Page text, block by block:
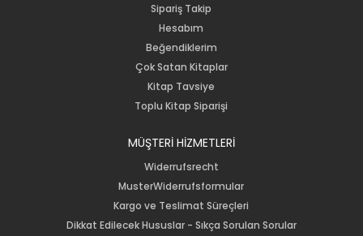
Sipariş Takip
Hesabım
Beğendiklerim
Çok Satan Kitaplar
Kitap Tavsiye
Toplu Kitap Siparişi
MÜŞTERİ HİZMETLERİ
Widerrufsrecht
MusterWiderrufsformular
Kargo ve Teslimat Süreçleri
Dikkat Edilecek Hususlar - Sıkça Sorulan Sorular